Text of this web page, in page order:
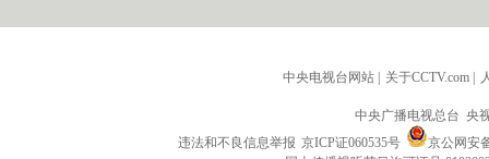
中央电视台网站 关于CCTV.com
中央广播电视总台 央
违法和不良信息举报 京ICP证060535号
京公网安